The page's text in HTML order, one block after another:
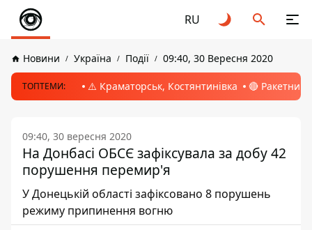
RU
Новини Україна Події 09:40, 30 Вересня 2020
ТОПТЕМИ: ⚠️ Краматорськ, Костянтинівка 🔴 Ракетний
09:40, 30 вересня 2020
На Донбасі ОБСЄ зафіксувала за добу 42
порушення перемир'я
У Донецькій області зафіксовано 8 порушень
режиму припинення вогню